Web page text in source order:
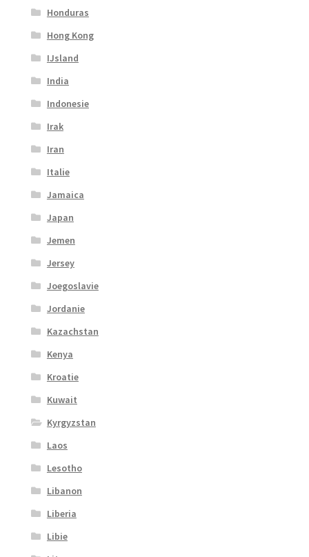
Honduras
Hong Kong
IJsland
India
Indonesie
Irak
Iran
Italie
Jamaica
Japan
Jemen
Jersey
Joegoslavie
Jordanie
Kazachstan
Kenya
Kroatie
Kuwait
Kyrgyzstan
Laos
Lesotho
Libanon
Liberia
Libie